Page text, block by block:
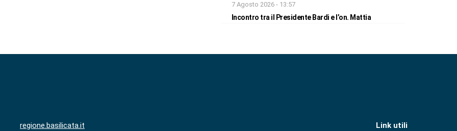
7 Agosto 2026 - 13:57
Incontro tra il Presidente Bardi e l’on. Mattia
regione.basilicata.it Link utili